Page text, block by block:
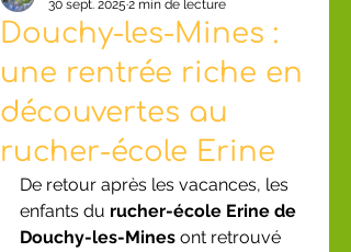
Douchy-les-Mines :
une rentrée riche en
découvertes au
rucher-école Erine
30 sept. 2025 2 min de lecture
De retour après les vacances, les
enfants du rucher-école Erine de
Douchy-les-Mines ont retrouvé